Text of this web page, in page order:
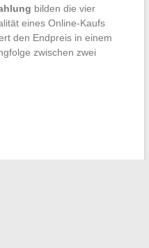
bilden die vier
eines Online-Kaufs
den Endpreis in einem
zwischen zwei